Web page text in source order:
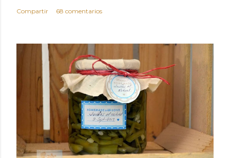
Compartir 68 comentarios